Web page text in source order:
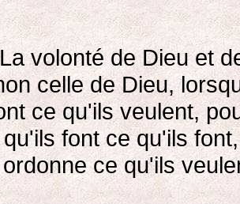
volonté de Dieu et
celle de Dieu,
ce qu'ils veulent,
font ce qu'ils
ce qu'ils